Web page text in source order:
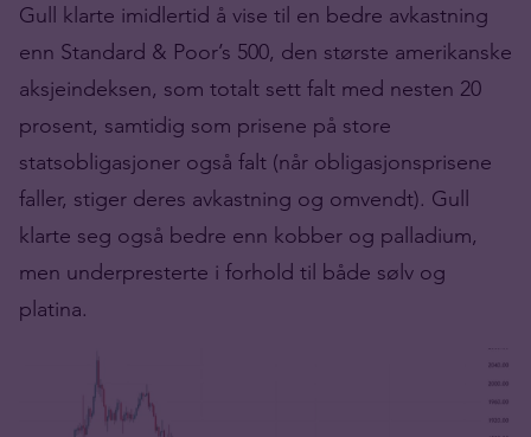
Gull klarte imidlertid å vise til en bedre avkastning
enn Standard & Poor’s 500, den største amerikanske
aksjeindeksen, som totalt sett falt med nesten 20
prosent, samtidig som prisene på store
statsobligasjoner også falt (når obligasjonsprisene
faller, stiger deres avkastning og omvendt). Gull
klarte seg også bedre enn kobber og palladium,
men underpresterte i forhold til både sølv og
platina.